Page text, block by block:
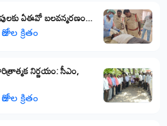
ఏఈవో బలవన్మరణం...
క్రితం
నిర్ణయం: సీఎం,
క్రితం